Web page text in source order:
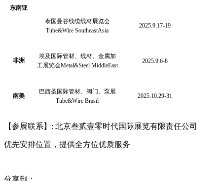
东南亚
泰国曼谷线缆线材展览会
Tube&Wire SoutheastAsia
2025.9.17-19
非洲
埃及国际管材、线材、金属加
工展览会Metal&Steel MiddleEast
2025.9.6-8
南美
巴西圣国际管材、阀门、泵展
Tube&Wire Brasil
2025.10.29-31
【参展联系】: 北京叁贰壹零时代国际展览有限责任公司
优先安排位置，提供全方位优质服务